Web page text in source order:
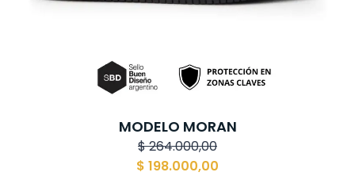
MODELO MORAN
$264.000,00
$ 198.000,00